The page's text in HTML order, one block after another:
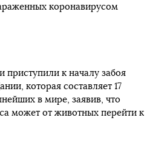
коронавирусом
к началу забоя
которая составляет 17
в мире, заявив, что
может от животных перейти к